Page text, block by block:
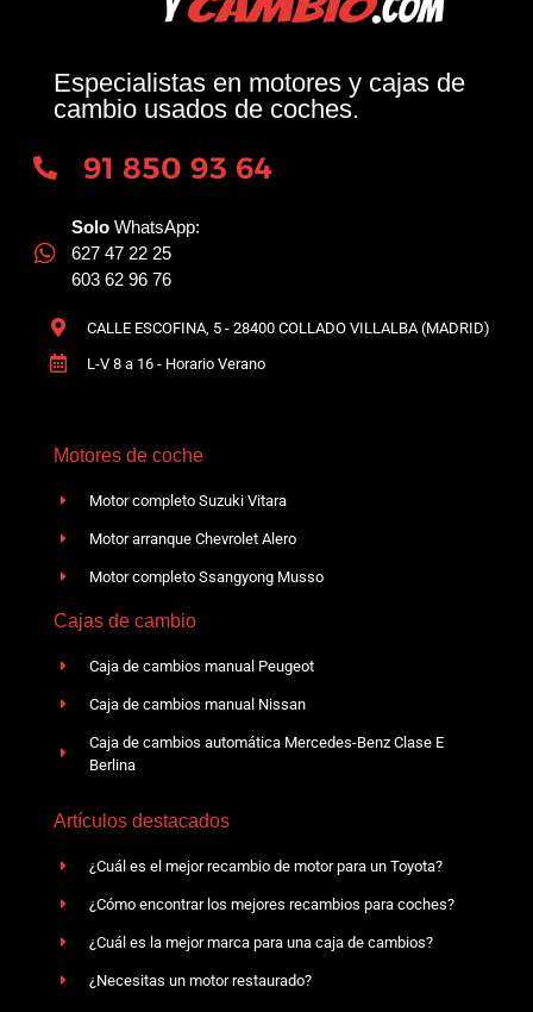
Especialistas en motores y cajas de
cambio usados de coches.
91 850 93 64
Solo WhatsApp:
627 47 22 25
603 62 96 76
CALLE ESCOFINA, 5 - 28400 COLLADO VILLALBA (MADRID)
L-V 8 a 16 - Horario Verano
Motores de coche
Motor completo Suzuki Vitara
Motor arranque Chevrolet Alero
Motor completo Ssangyong Musso
Cajas de cambio
Caja de cambios manual Peugeot
Caja de cambios manual Nissan
Caja de cambios automática Mercedes-Benz Clase E
Berlina
Artículos destacados
¿Cuál es el mejor recambio de motor para un Toyota?
¿Cómo encontrar los mejores recambios para coches?
¿Cuál es la mejor marca para una caja de cambios?
¿Necesitas un motor restaurado?